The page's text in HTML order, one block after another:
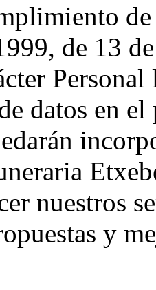
de 13
datos en
nuestros
y